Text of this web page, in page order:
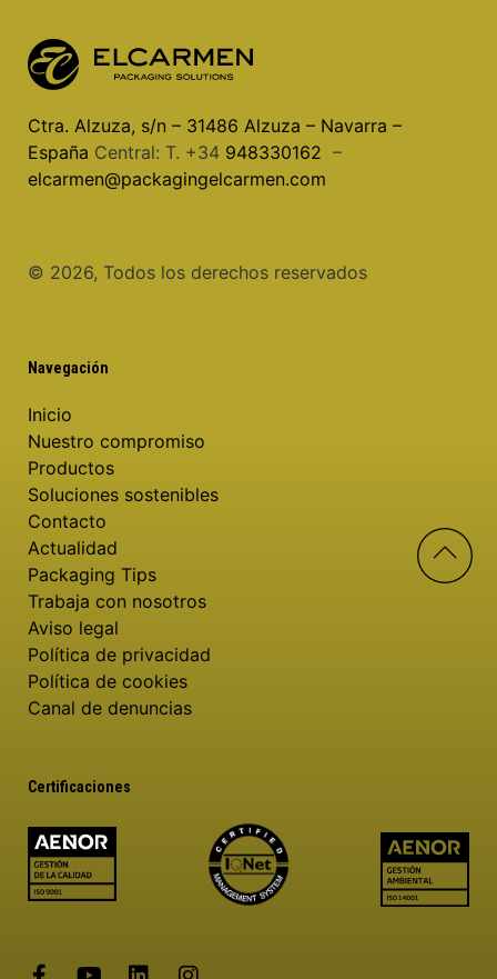
Ctra. Alzuza, s/n – 31486 Alzuza – Navarra –
España Central: T. +34 948330162 –
elcarmen@packagingelcarmen.com
©️ 2026, Todos los derechos reservados
Navegación
Inicio
Nuestro compromiso
Productos
Soluciones sostenibles
Contacto
Actualidad
Packaging Tips
Trabaja con nosotros
Aviso legal
Política de privacidad
Política de cookies
Canal de denuncias
Certificaciones